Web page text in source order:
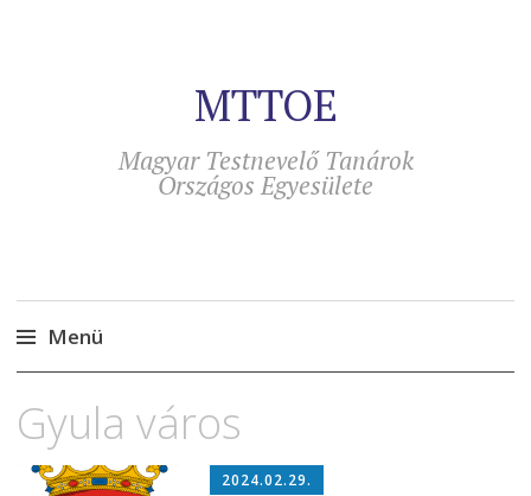
MTTOE
Magyar Testnevelő Tanárok
Országos Egyesülete
Menü
a
tartalomra
Gyula város
2024.02.29.